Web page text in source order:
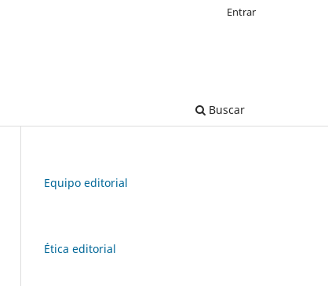
Buscar
Entrar
Equipo editorial
Ética editorial